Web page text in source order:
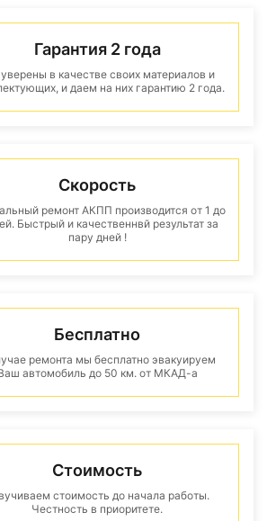
Гарантия 2 года
в качестве своих материалов и
и даем на них гарантию 2 года.
Скорость
ремонт АКПП производится от 1 до
Быстрый и качественнвй результат за
пару дней !
Бесплатно
ремонта мы бесплатно эвакуируем
автомобиль до 50 км. от МКАД-а
Стоимость
стоимость до начала работы.
Честность в приоритете.